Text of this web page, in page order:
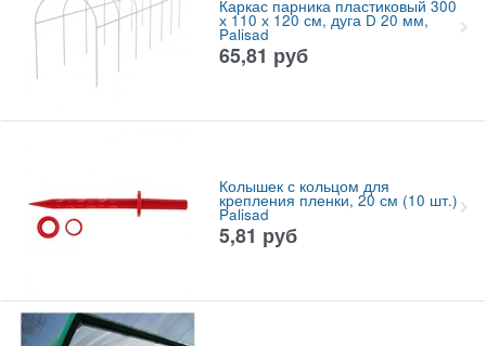
Каркас парника пластиковый 300
х 110 х 120 см, дуга D 20 мм,
Palisad
65,81 руб
Колышек с кольцом для
крепления пленки, 20 см (10 шт.)
Palisad
5,81 руб